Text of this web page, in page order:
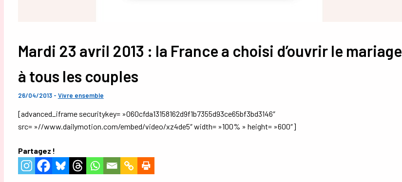
Mardi 23 avril 2013 : la France a choisi d’ouvrir le mariage
à tous les couples
26/04/2013 - Vivre ensemble
[advanced_iframe securitykey= »060cfda13158162d9f1b7355d93ce65bf3bd3146″
src= »//www.dailymotion.com/embed/video/xz4de5″ width= »100% » height= »600″]
Partagez !